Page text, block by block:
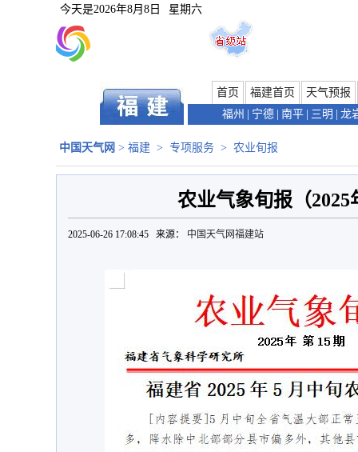
今天是2026年8月8日 星期六
首页 福建首页
天气预报
福州
宁德 南平 三明 龙
中国天气网 > 福建 > 专项服务 > 农业旬报
农业气象旬报（2025
2025-06-26 17:08:45 来源： 中国天气网福建站